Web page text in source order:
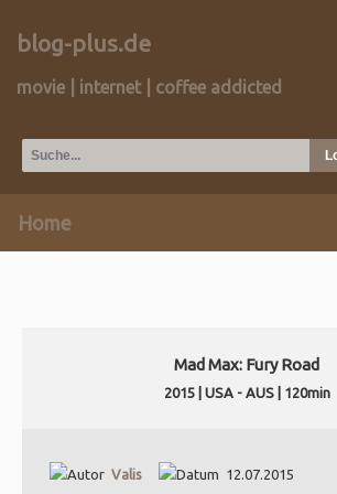
blog-plus.de
movie | internet | coffee addicted
Home
Mad Max: Fury Road
2015 | USA - AUS | 120min
Valis 12.07.2015